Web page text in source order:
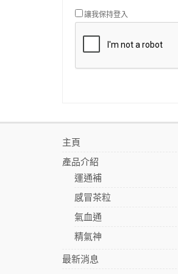
讓我保持登入
主頁
產品介紹
運通補
感冒茶粒
氣血通
精氣神
最新消息